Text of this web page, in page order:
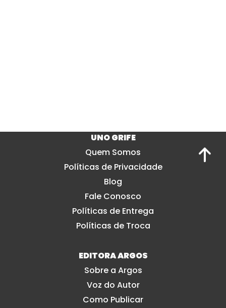
UNO GRIFE
Quem Somos
Políticas de Privacidade
Blog
Fale Conosco
Políticas de Entrega
Políticas de Troca
EDITORA ARGOS
Sobre a Argos
Voz do Autor
Como Publicar